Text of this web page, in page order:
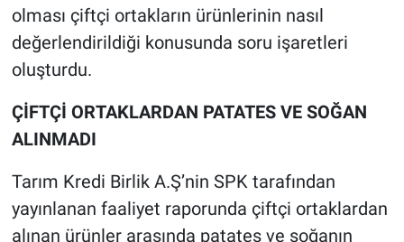
olması çiftçi ortakların ürünlerinin nasıl
değerlendirildiği konusunda soru işaretleri
oluşturdu.
ÇİFTÇİ ORTAKLARDAN PATATES VE SOĞAN
ALINMADI
Tarım Kredi Birlik A.Ş’nin SPK tarafından
yayınlanan faaliyet raporunda çiftçi ortaklardan
alınan ürünler arasında patates ve soğanın